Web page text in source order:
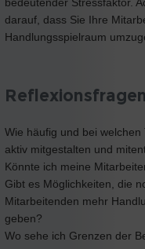
darauf, dass Sie Ihre
Handlungsspielraum
Reflexionsfragen
Wie häufig und bei
aktiv mitgestalten und
Könnte ich meine
Gibt es Möglichkeiten, die
Mitarbeitenden mehr
geben?
Wo sehe ich Grenzen der